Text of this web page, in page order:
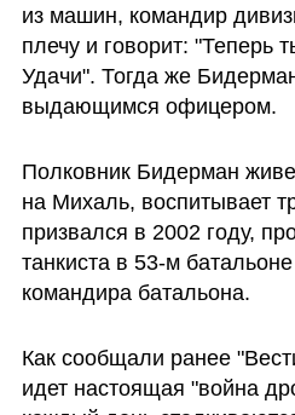
из машин, командир
плечу и говорит: "Теперь
Удачи". Тогда же
выдающимся офицером.
Полковник Бидерман
на Михаль, воспитывает
призвался в 2002 году,
танкиста в 53-м
командира батальона.
Как сообщали ранее
идет настоящая "война